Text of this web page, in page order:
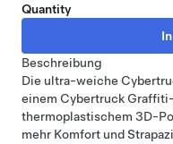
Quantity
Beschreibung
Die ultra-weiche
einem Cybertruck
thermoplastischem 3D-
mehr Komfort und